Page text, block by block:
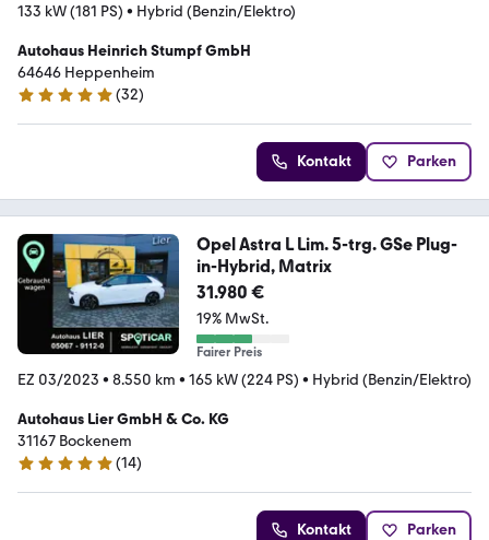
133 kW (181 PS) • Hybrid (Benzin/Elektro)
Autohaus Heinrich Stumpf GmbH
64646 Heppenheim
5 Sterne
(32)
Kontakt Parken
Opel Astra L Lim. 5-trg. GSe Plug-
in-Hybrid, Matrix
31.980 €
19% MwSt.
Fairer Preis
EZ 03/2023 • 8.550 km • 165 kW (224 PS) • Hybrid (Benzin/Elektro)
Autohaus Lier GmbH & Co. KG
31167 Bockenem
5 Sterne
(14)
Kontakt Parken